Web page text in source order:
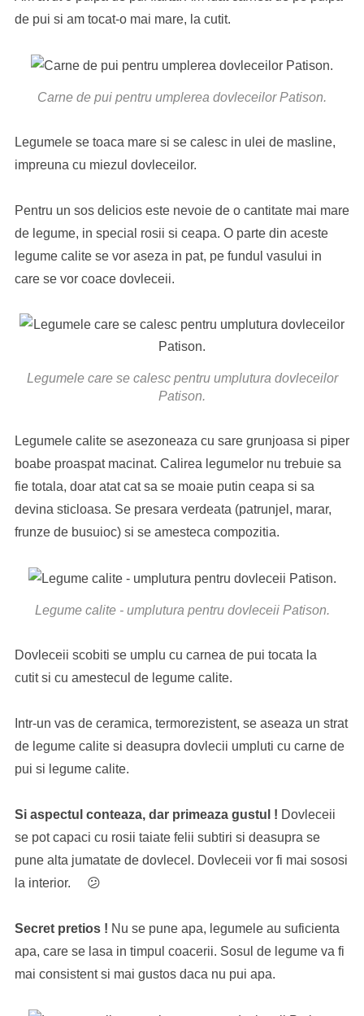
de pui si am tocat-o mai mare, la cutit.
Carne de pui pentru umplerea dovleceilor Patison.
Legumele se toaca mare si se calesc in ulei de masline,
impreuna cu miezul dovleceilor.
Pentru un sos delicios este nevoie de o cantitate mai mare
de legume, in special rosii si ceapa. O parte din aceste
legume calite se vor aseza in pat, pe fundul vasului in
care se vor coace dovleceii.
Legumele care se calesc pentru umplutura dovleceilor
Patison.
Legumele calite se asezoneaza cu sare grunjoasa si piper
boabe proaspat macinat. Calirea legumelor nu trebuie sa
fie totala, doar atat cat sa se moaie putin ceapa si sa
devina sticloasa. Se presara verdeata (patrunjel, marar,
frunze de busuioc) si se amesteca compozitia.
Legume calite - umplutura pentru dovleceii Patison.
Dovleceii scobiti se umplu cu carnea de pui tocata la
cutit si cu amestecul de legume calite.
Intr-un vas de ceramica, termorezistent, se aseaza un strat
de legume calite si deasupra dovlecii umpluti cu carne de
pui si legume calite.
Si aspectul conteaza, dar primeaza gustul ! Dovleceii
se pot capaci cu rosii taiate felii subtiri si deasupra se
pune alta jumatate de dovlecel. Dovleceii vor fi mai sososi
la interior. 😕
Secret pretios ! Nu se pune apa, legumele au suficienta
apa, care se lasa in timpul coacerii. Sosul de legume va fi
mai consistent si mai gustos daca nu pui apa.